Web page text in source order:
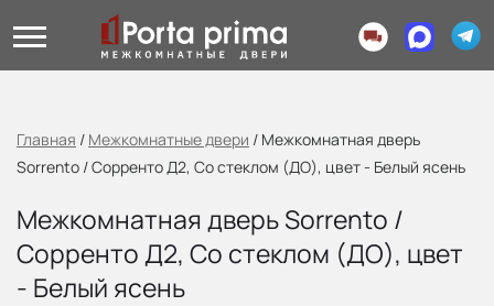
Главная / Межкомнатные двери / Межкомнатная дверь
Sorrento / Сорренто Д2, Со стеклом (ДО), цвет - Белый ясень
Межкомнатная дверь Sorrento /
Сорренто Д2, Со стеклом (ДО), цвет
- Белый ясень